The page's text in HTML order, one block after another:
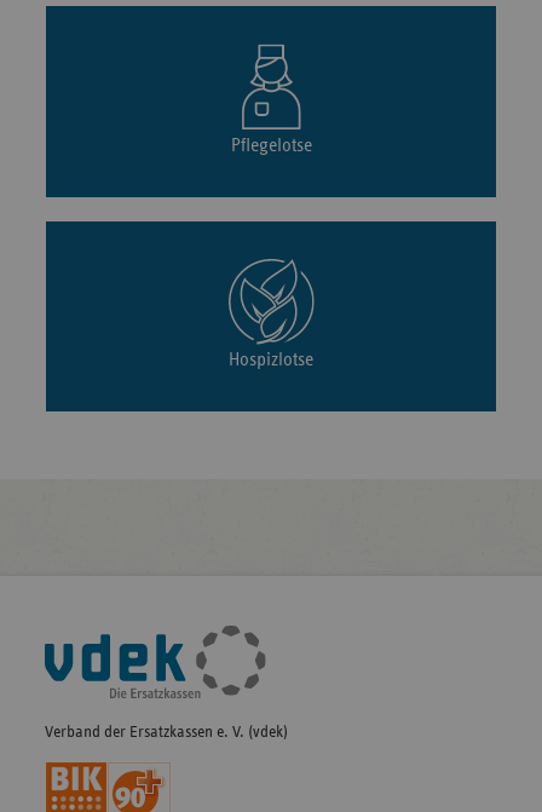
Pflegelotse
Hospizlotse
Fußleisten-
Navigation
Verband der Ersatzkassen e. V. (vdek)